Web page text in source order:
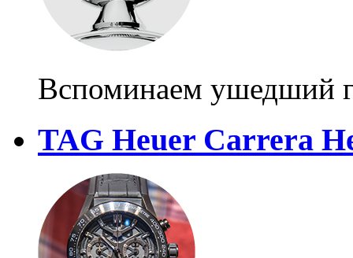
Вспоминаем ушедший
TAG Heuer Carrera